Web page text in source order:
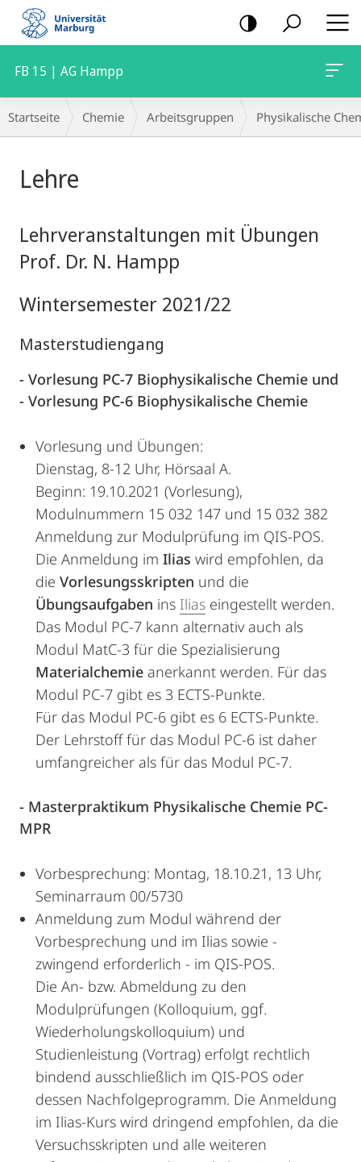
Mobile-
Navigation
FB 15 | AG Hampp
Breadcrumb-
Navigation
Startseite Chemie Arbeitsgruppen Physikalische
Lehre
Lehrveranstaltungen mit Übungen
Prof. Dr. N. Hampp
Wintersemester 2021/22
Masterstudiengang
- Vorlesung PC-7 Biophysikalische Chemie und
- Vorlesung PC-6 Biophysikalische Chemie
Vorlesung und Übungen:
Dienstag, 8-12 Uhr, Hörsaal A.
Beginn: 19.10.2021 (Vorlesung),
Modulnummern 15 032 147 und 15 032 382
Anmeldung zur Modulprüfung im QIS-POS.
Die Anmeldung im Ilias wird empfohlen, da
die Vorlesungsskripten und die
Übungsaufgaben ins Ilias eingestellt werden.
Das Modul PC-7 kann alternativ auch als
Modul MatC-3 für die Spezialisierung
Materialchemie anerkannt werden. Für das
Modul PC-7 gibt es 3 ECTS-Punkte.
Für das Modul PC-6 gibt es 6 ECTS-Punkte.
Der Lehrstoff für das Modul PC-6 ist daher
umfangreicher als für das Modul PC-7.
- Masterpraktikum Physikalische Chemie PC-
MPR
Vorbesprechung: Montag, 18.10.21, 13 Uhr,
Seminarraum 00/5730
Anmeldung zum Modul während der
Vorbesprechung und im Ilias sowie -
zwingend erforderlich - im QIS-POS.
Die An- bzw. Abmeldung zu den
Modulprüfungen (Kolloquium, ggf.
Wiederholungskolloquium) und
Studienleistung (Vortrag) erfolgt rechtlich
bindend ausschließlich im QIS-POS oder
dessen Nachfolgeprogramm. Die Anmeldung
im Ilias-Kurs wird dringend empfohlen, da die
Versuchsskripten und alle weiteren